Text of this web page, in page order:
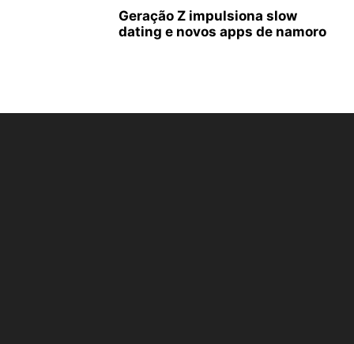
Geração Z impulsiona slow
dating e novos apps de namoro